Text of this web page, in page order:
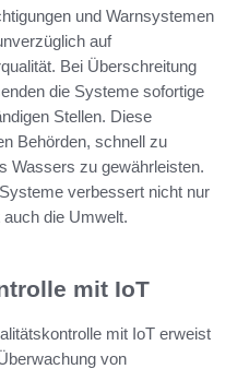
und Warnsystemen
auf
Bei Überschreitung
die Systeme sofortige
Stellen. Diese
Behörden, schnell zu
Wassers zu gewährleisten.
verbessert nicht nur
die Umwelt.
mit IoT
mit IoT erweist
von